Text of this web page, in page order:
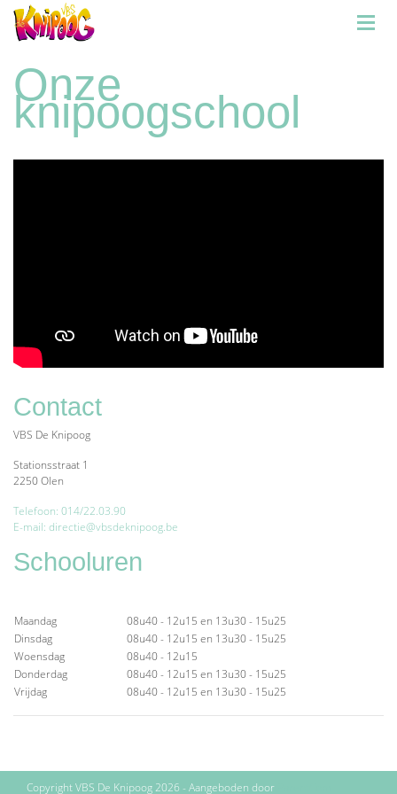
Onze
knipoogschool
Contact
VBS De Knipoog
Stationsstraat 1
2250 Olen
Telefoon: 014/22.03.90
E-mail: directie@vbsdeknipoog.be
Schooluren
Maandag
08u40 - 12u15 en 13u30 - 15u25
Dinsdag
08u40 - 12u15 en 13u30 - 15u25
Woensdag
08u40 - 12u15
Donderdag
08u40 - 12u15 en 13u30 - 15u25
Vrijdag
08u40 - 12u15 en 13u30 - 15u25
Copyright VBS De Knipoog 2026 - Aangeboden door